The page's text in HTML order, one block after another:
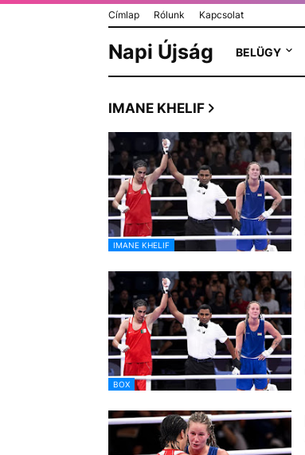
Címlap Rólunk Kapcsolat
Napi Újság BELÜGY
IMANE KHELIF
IMANE KHELIF
BOX